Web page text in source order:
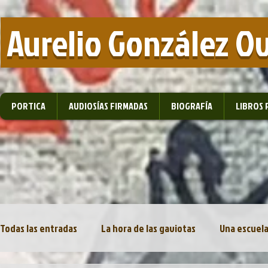
Aurelio González
PORTICA AUDIOSÍAS FIRMADAS BIOGRAFÍA LIBROS
Todas las entradas La hora de las gaviotas Una